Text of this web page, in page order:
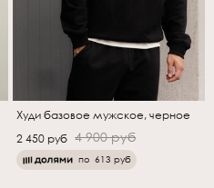
Худи базовое мужское, черное
2 450 руб 4 900 руб
по 613 руб